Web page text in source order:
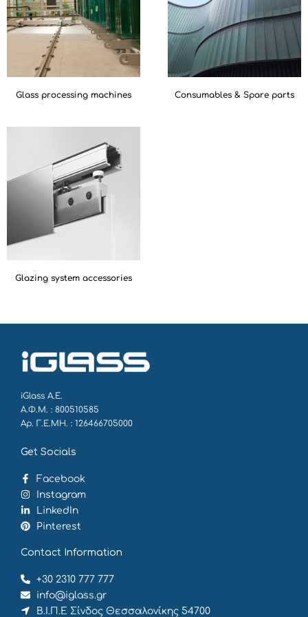
Glass processing machines Consumables & Spare parts
Glazing system accessories
iGlass Α.Ε.
Α.Φ.Μ. : 800510585
Αρ. Γ.Ε.ΜΗ. : 126466705000
Get Socials
Facebook
Instagram
LinkedIn
Pinterest
Contact Information
+30 2310 777 777
info@iglass.gr
Β.Ι.Π.Ε Σίνδος Θεσσαλονίκης 54700